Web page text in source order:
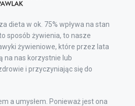
dieta w ok. 75% wpływa na stan
sposób żywienia, to nasze
żywieniowe, które przez lata
na nas korzystnie lub
i przyczyniając się do
a umysłem. Ponieważ jest ona